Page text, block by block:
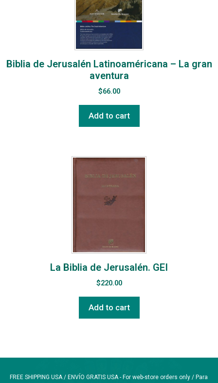
Biblia de Jerusalén Latinoaméricana – La gran
aventura
$66.00
Add to cart
La Biblia de Jerusalén. GEI
$220.00
Add to cart
FREE SHIPPING USA / ENVÍO GRATIS USA - For web-store orders only / Para